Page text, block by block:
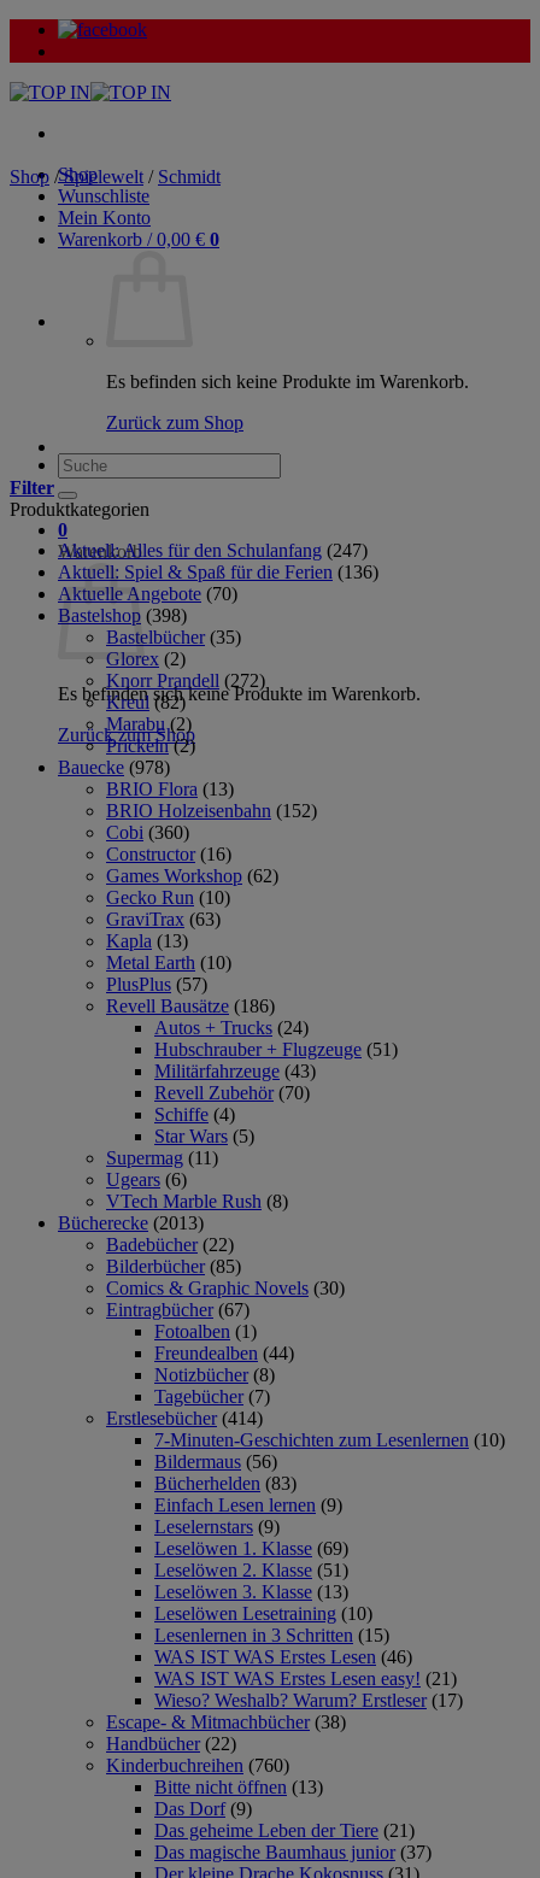
Zum
Inhalt
Shop
Wunschliste
Mein Konto
Warenkorb /0,00 € 0
Es befinden sich keine Produkte im Warenkorb.
Zurück zum Shop
Suche
nach:
0
Warenkorb
Es befinden sich keine Produkte im Warenkorb.
Zurück zum Shop
Shop / Spielewelt / Schmidt
Filter
Produktkategorien
Aktuell: Alles für den Schulanfang (247)
Aktuell: Spiel & Spaß für die Ferien (136)
Aktuelle Angebote (70)
Bastelshop (398)
Bastelbücher (35)
Glorex (2)
Knorr Prandell (272)
Kreul (82)
Marabu (2)
Prickeln (2)
Bauecke (978)
BRIO Flora (13)
BRIO Holzeisenbahn (152)
Cobi (360)
Constructor (16)
Games Workshop (62)
Gecko Run (10)
GraviTrax (63)
Kapla (13)
Metal Earth (10)
PlusPlus (57)
Revell Bausätze (186)
Autos + Trucks (24)
Hubschrauber + Flugzeuge (51)
Militärfahrzeuge (43)
Revell Zubehör (70)
Schiffe (4)
Star Wars (5)
Supermag (11)
Ugears (6)
VTech Marble Rush (8)
Bücherecke (2013)
Badebücher (22)
Bilderbücher (85)
Comics & Graphic Novels (30)
Eintragbücher (67)
Fotoalben (1)
Freundealben (44)
Notizbücher (8)
Tagebücher (7)
Erstlesebücher (414)
7-Minuten-Geschichten zum Lesenlernen (10)
Bildermaus (56)
Bücherhelden (83)
Einfach Lesen lernen (9)
Leselernstars (9)
Leselöwen 1. Klasse (69)
Leselöwen 2. Klasse (51)
Leselöwen 3. Klasse (13)
Leselöwen Lesetraining (10)
Lesenlernen in 3 Schritten (15)
WAS IST WAS Erstes Lesen (46)
WAS IST WAS Erstes Lesen easy! (21)
Wieso? Weshalb? Warum? Erstleser (17)
Escape- & Mitmachbücher (38)
Handbücher (22)
Kinderbuchreihen (760)
Bitte nicht öffnen (13)
Das Dorf (9)
Das geheime Leben der Tiere (21)
Das magische Baumhaus junior (37)
Der kleine Drache Kokosnuss (31)